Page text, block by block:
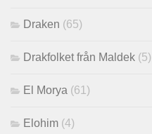
Draken (65)
Drakfolket från Maldek (5)
El Morya (61)
Elohim (4)